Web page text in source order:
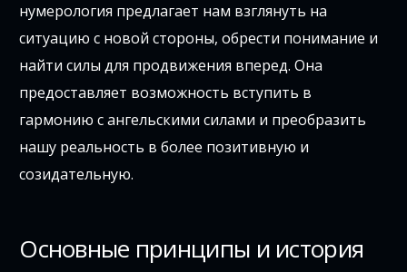
нумерология предлагает нам взглянуть на
ситуацию с новой стороны, обрести понимание и
найти силы для продвижения вперед. Она
предоставляет возможность вступить в
гармонию с ангельскими силами и преобразить
нашу реальность в более позитивную и
созидательную.
Основные принципы и история